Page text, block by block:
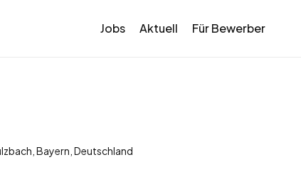
Jobs Aktuell Für Bewerber
Bayern, Deutschland